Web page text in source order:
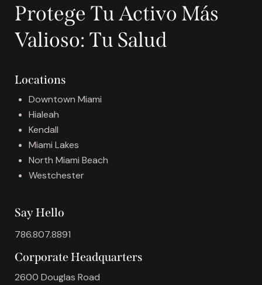
e
r
n
v
Protege Tu Activo Más
Valioso: Tu Salud
Locations
Downtown Miami
Hialeah
Kendall
Miami Lakes
North Miami Beach
Westchester
Say Hello
786.807.8891
Corporate Headquarters
2600 Douglas Road